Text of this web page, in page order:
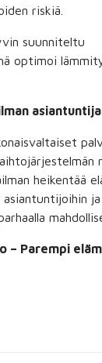
riskiä.
suunniteltu
optimoi
heikentää
– Parempi